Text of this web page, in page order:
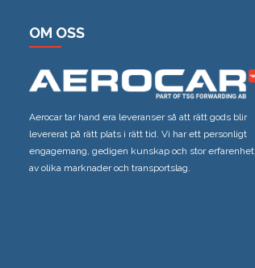
OM OSS
Aerocar tar hand era leveranser så att rätt gods blir
levererat på rätt plats i rätt tid. Vi har ett personligt
engagemang, gedigen kunskap och stor erfarenhet
av olika marknader och transportslag.